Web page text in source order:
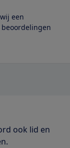
een
ook lid en